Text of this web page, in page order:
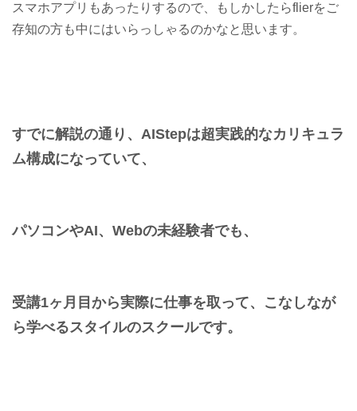
スマホアプリもあったりするので、もしかしたらflierをご
存知の方も中にはいらっしゃるのかなと思います。
すでに解説の通り、AIStepは超実践的なカリキュラ
ム構成になっていて、
パソコンやAI、Webの未経験者でも、
受講1ヶ月目から実際に仕事を取って、こなしなが
ら学べるスタイルのスクールです。